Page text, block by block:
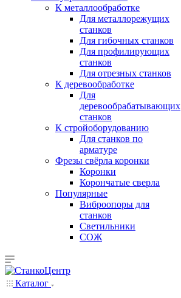
К металлообработке
Для металлорежущих
станков
Для гибочных станков
Для профилирующих
станков
Для отрезных станков
К деревообработке
Для
деревообрабатывающих
станков
К стройоборудованию
Для станков по
арматуре
Фрезы свёрла коронки
Коронки
Корончатые сверла
Популярные
Виброопоры для
станков
Светильники
СОЖ
Каталог